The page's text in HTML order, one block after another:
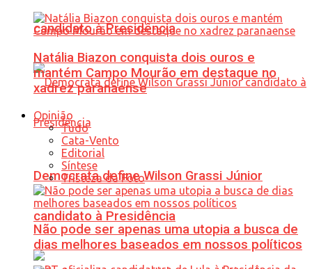
candidato à Presidência
Democrata define Wilson Grassi Júnior
candidato à Presidência
Natália Biazon conquista dois ouros e
mantém Campo Mourão em destaque no
xadrez paranaense
Opinião
Tudo
Cata-Vento
Editorial
Síntese
Tristeza da Foto
Não pode ser apenas uma utopia a busca de
dias melhores baseados em nossos políticos